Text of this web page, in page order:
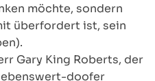
möchte, sondern
überfordert ist, sein
Gary King Roberts, der
doofer